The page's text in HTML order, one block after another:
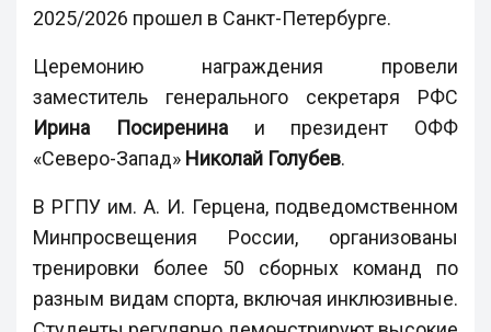
2025/2026 прошел в Санкт-Петербурге.
Церемонию награждения провели
заместитель генерального секретаря РФС
Ирина Посиренинаи президент ОФФ
«Северо-Запад» Николай Голубев.
В РГПУ им. А. И. Герцена, подведомственном
Минпросвещения России, организованы
тренировки более 50 сборных команд по
разным видам спорта, включая инклюзивные.